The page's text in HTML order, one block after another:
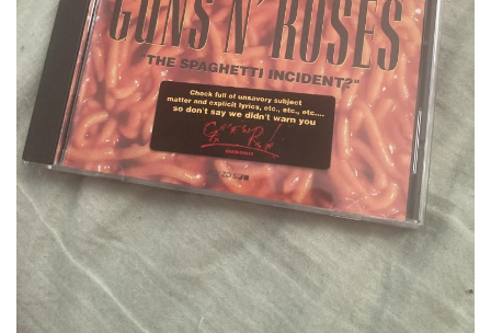
【着物 ＤＥ お出掛け/お食事】
◎『新・自分で着付け』講座
【お品物情報（定番品を含む）】
佐藤繊維/世界の糸を醸す彩
●≪和装婚でイキましょう！≫
◎リンク
長井紬（レンタル・販売・モデル撮影）
◎ランキング